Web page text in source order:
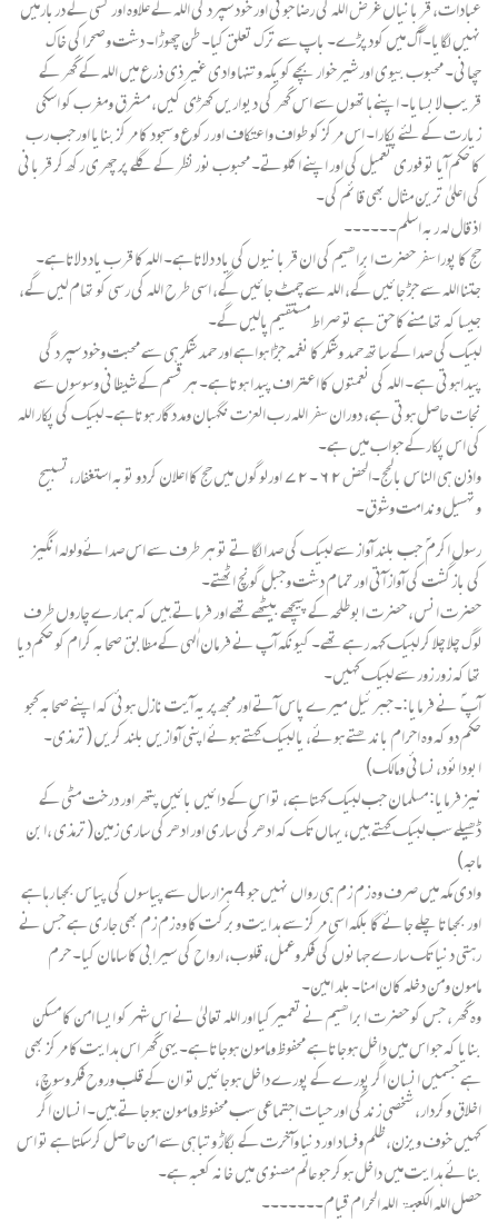
عبادات، قربانیاں غرض اللہ کی رضا جوئی اور خود سپرد گی اللہ کے علاوہ اور کسی کے دربارمیں
نہیں لگایا۔ آگ میں کودپڑے۔ باپ سے ترک تعلق کیا۔ طن چھوڑا۔ دشت وصحراکی خاک
چھانی۔ محبوب بیوی اور شیرخوار بچے کو یکہ وتنہا وادی غیر ذی ذرع میں اللہ کے گھر کے
قریب لا بسایا۔ اپنے ہاتھوں سے اس گھر کی دیواریں کھڑی کیں، مشرق ومغرب کو اسکی
زیارت کے لئے پکارا۔ اس مرکز کو طواف واعتکاف اور رکوع وسجود کا مرکز بنایا اورجب رب
کا حکم آیا تو فوری تعمیل کی اور اپنے اکلوتے۔ محبوب نورنظر کے گلے پر چھری رکھ کر قربانی
کی اعلیٰ ترین مثال بھی قائم کی۔
اذ قال لہ ربہ اسلم۔۔۔۔۔۔
حج کا پورا سفر حضرت ابراھیم کی ان قربانیوں کی یاد دلاتاہے۔ اللہ کا قرب یاد دلاتاہے۔
جتنا اللہ سے جڑ جائیں گے، اللہ سے چمٹ جائیں گے، اسی طرح اللہ کی رسی کو تھام لیں گے،
جیسا کہ تھامنے کا حق ہے تو صراط مستقیم پالیں گے۔
لبیک کی صدا کے ساتھ حمد وشکر کا نغمہ جڑا ہواہے اور حمد شکر ہی سے محبت وخود سپرد گی
پیداہوتی ہے۔ اللہ کی نعمتوں کا اعتراف پیدا ہوتاہے۔ ہر قسم کے شیطانی وسوسوں سے
نجات حاصل ہوتی ہے، دوران سفر اللہ رب العزت نگہبان ومددگار ہوتاہے۔ لبیک کی پکار اللہ
کی اس پکارکے جواب میں ہے۔
واذن ہی الناس بالحج۔الحض۶۲۔۷۲ اورلوگوں میں حج کا اعلان کردو توبہ استغفار،تسبیح
وتہسیل وندامت وشوق۔
رسول اکرم ؐ جب بلند آواز سے لبیک کی صدا لگاتے تو ہر طرف سے اس صدائےولولہ انگیز
کی بازگشت کی آواز آتی اور تمام دشت وجبل گونچ اٹھتے۔
حضرت انس، حضرت ابوطلحہ کے پیچھے بیٹھے تھے اور فرماتے ہیں کہ ہمارے چاروں طرف
لوگ چلا چلا کر لبیک کہہ رہے تھے۔ کیونکہ آپ نے فرمان الٰہی کے مطابق صحابہ کرام کو حکم دیا
تھا کہ زور زور سے لبیک کہیں۔
آپ ؐ نے فرمایا:۔جبرئیل میرے پاس آتے اور مجھ پر یہ آیت نازل ہوئی کہ اپنے صحابہ کجو
حکم دو کہ وہ احرام باندھتے ہوئے، یا لبیک کہتے ہوئے اپنی آوازیں بلند کریں (ترمذی۔
ابودائود،نسائی ومالک)
نیز فرمایا: مسلمان جب لبیک کہتاہے، تو اس کے دائیں بائیں پتھر اور درخت مٹی کے
ڈھیلے سب لبیک کہتے ہیں، یہاں تک کہ ادھر کی ساری اور ادھر کی ساری زمین(ترمذی ،ابن
ماجہ)
وادی مکہ میں صرف وہ زم زم ہی رواں نہیں جو 4 ہزارسال سے پیاسوں کی پیاس بجھا رہاہے
اور بجھاتا چلے جائے گا بلکہ اسی مرکز سے ہدایت وبرکت کا وہ زم زم بھی جاری ہے جس نے
رہتی دنیا تک سارے جہانوں کی فکر وعمل، قلوب، ارواح کی سیرابی کا سامان کیا۔ حرم
مامون ومن دخلہ کان امنا۔بلد امین۔
وہ گھر، جس کو حضرت ابراھیم نے تعمیرکیا اور اللہ تعالیٰ نے اس شہر کو ایسا امن کا مسکن
بنایا کہ جو اس میں داخل ہوجاتاہے محفوظ ومامون ہوجاتاہے۔ یہی گھر اس ہدایت کا مرکز بھی
ہے جسمیں انسان اگر پورے کے پورے داخل ہوجائیں تو ان کے قلب وروح فکر وسوچ،
اخلاق وکردار، شخصی زندگی اور حیات اجتماعی سب محفوظ ومامون ہوجاتے ہیں۔ انسان اگر
کہیں خوف ویزن، ظلم وفساد اور دنیا وآخرت کے بگاڑ وتباہی سے امن حاصل کرسکتاہے تو اس
بنائے ہدایت میں داخل ہوکر جو عالم مصنوی میں خانہ کعبہ ہے۔
حصل اللہ الکعبۃ اللہ الحرام قیام۔۔۔۔۔۔۔